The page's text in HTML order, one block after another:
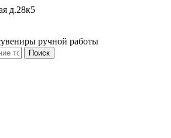
д.28к5
ручной работы
Поиск